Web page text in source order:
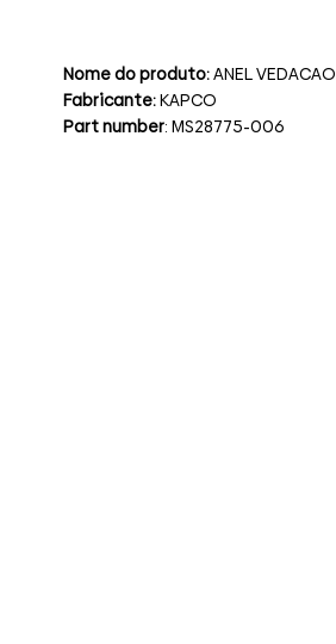
Nome do produto:ANEL VEDACAO
Fabricante:KAPCO
Part number: MS28775-006